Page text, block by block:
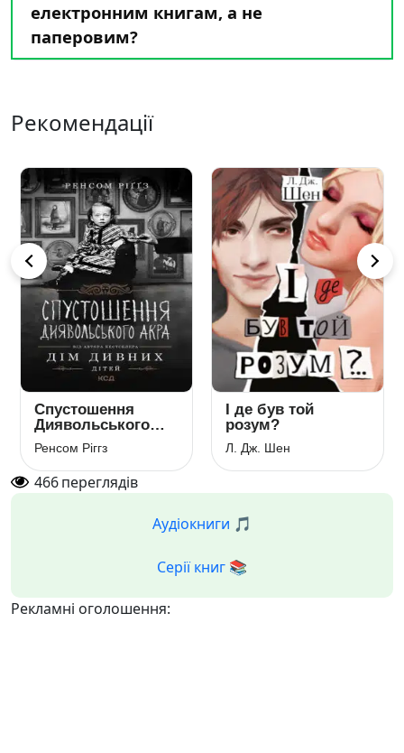
електронним книгам, а не
паперовим?
Рекомендації
Спустошення
Диявольського
Акра. Книга 6
Ренсом Ріггз
І де був той
розум?
Л. Дж. Шен
466переглядів
Аудіокниги 🎵
Серії книг 📚
Рекламні оголошення: